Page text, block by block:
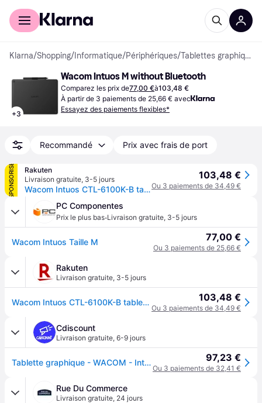
Acheter avec Klarna
Klarna/Shopping/ Informatique/Périphériques/ Tablettes graphiques
+3
Wacom Intuos M without Bluetooth
Comparez les prix de77,00 €à103,48 €
À partir de 3 paiements de 25,66 € avec
Essayez des paiements flexibles*
Recommandé Prix avec frais de port
SPONSORISÉ
Rakuten
Livraison gratuite, 3-5 jours
Wacom Intuos CTL-6100K-B tablette graphique Noir 216 x 135 mm USB
103,48 €
Ou 3 paiements de 34,49 €
PC Componentes
Prix le plus bas·Livraison gratuite, 3-5 jours
Wacom Intuos Taille M 77,00 €
Ou 3 paiements de 25,66 €
Rakuten
Livraison gratuite, 3-5 jours
Wacom Intuos CTL-6100K-B tablette graphique Noir 216 x 135 mm USB 103,48 €
Ou 3 paiements de 34,49 €
Cdiscount
Livraison gratuite, 6-9 jours
Tablette graphique - WACOM - Intuos M - Bluetooth - Stylet sensible à la pression - Noir - Blanc 97,23 €
Ou 3 paiements de 32,41 €
Rue Du Commerce
Livraison gratuite, 24 jours